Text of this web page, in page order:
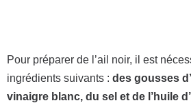
Pour préparer de l’ail noir, il est
ingrédients suivants : des gousses
vinaigre blanc, du sel et de l’huile